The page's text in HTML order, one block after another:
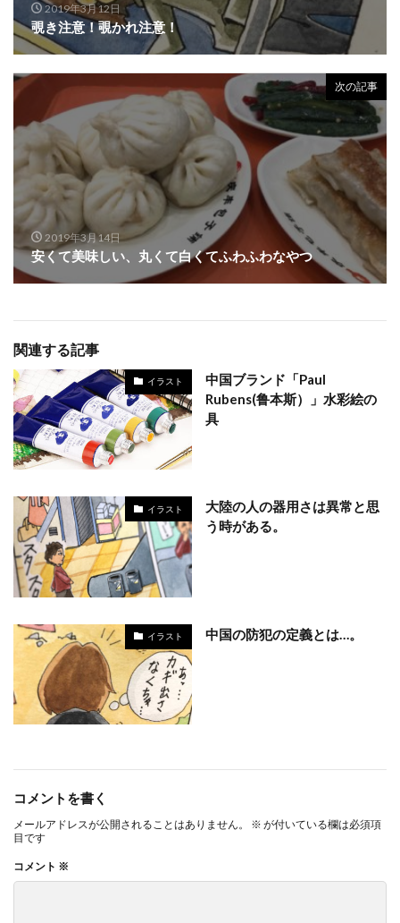
2019年3月12日
覗き注意！覗かれ注意！
次の記事
2019年3月14日
安くて美味しい、丸くて白くてふわふわなやつ
関連する記事
イラスト
中国ブランド「Paul
Rubens(鲁本斯）」水彩絵の
具
イラスト
大陸の人の器用さは異常と思
う時がある。
イラスト 中国の防犯の定義とは…。
コメントを書く
メールアドレスが公開されることはありません。 ※ が付いている欄は必須項
目です
コメント ※